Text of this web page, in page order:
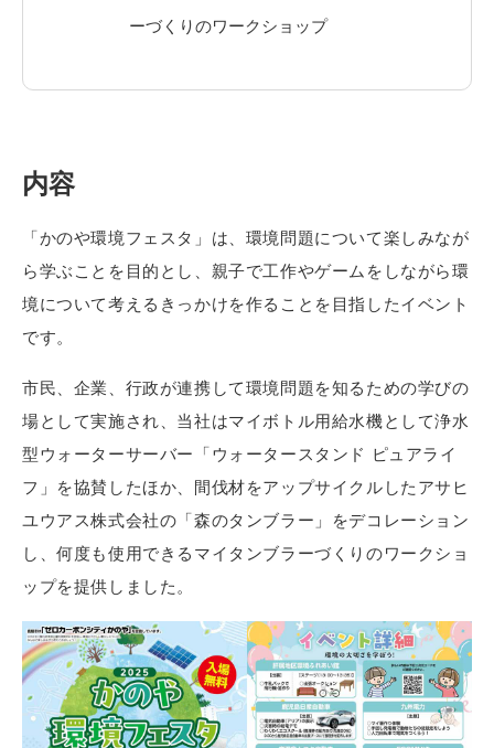
ーづくりのワークショップ
内容
「かのや環境フェスタ」は、環境問題について楽しみなが
ら学ぶことを目的とし、親子で工作やゲームをしながら環
境について考えるきっかけを作ることを目指したイベント
です。
市民、企業、行政が連携して環境問題を知るための学びの
場として実施され、当社はマイボトル用給水機として浄水
型ウォーターサーバー「ウォータースタンド ピュアライ
フ」を協賛したほか、間伐材をアップサイクルしたアサヒ
ユウアス株式会社の「森のタンブラー」をデコレーション
し、何度も使用できるマイタンブラーづくりのワークショ
ップを提供しました。